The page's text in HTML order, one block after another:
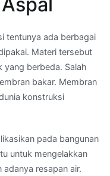
tentunya ada berbagai
Materi tersebut
yang berbeda. Salah
bakar. Membran
konstruksi
pada bangunan
untuk mengelakkan
resapan air.